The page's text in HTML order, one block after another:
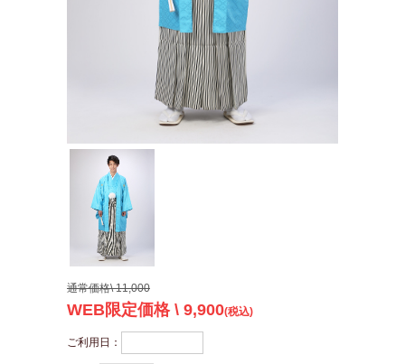
通常価格\ 11,000
WEB限定価格 \ 9,900(税込)
ご利用日：